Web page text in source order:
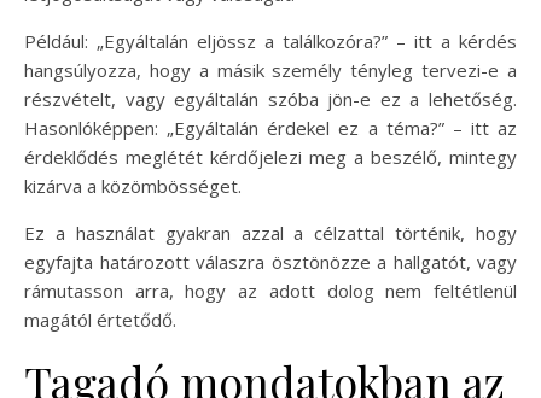
Például: „Egyáltalán eljössz a találkozóra?” – itt a kérdés
hangsúlyozza, hogy a másik személy tényleg tervezi-e a
részvételt, vagy egyáltalán szóba jön-e ez a lehetőség.
Hasonlóképpen: „Egyáltalán érdekel ez a téma?” – itt az
érdeklődés meglétét kérdőjelezi meg a beszélő, mintegy
kizárva a közömbösséget.
Ez a használat gyakran azzal a célzattal történik, hogy
egyfajta határozott válaszra ösztönözze a hallgatót, vagy
rámutasson arra, hogy az adott dolog nem feltétlenül
magától értetődő.
Tagadó mondatokban az